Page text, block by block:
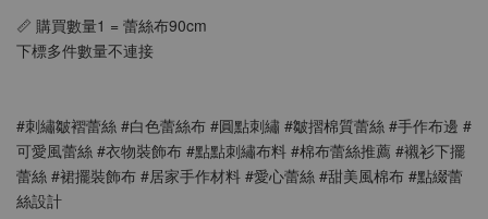
📏 購買數量1 = 蕾絲布90cm
下標多件數量不連接
#刺繡皺褶蕾絲 #白色蕾絲布 #圓點刺繡 #皺摺棉質蕾絲 #手作布邊 #
可愛風蕾絲 #衣物裝飾布 #點點刺繡布料 #棉布蕾絲推薦 #襯衫下擺
蕾絲 #裙擺裝飾布 #居家手作材料 #愛心蕾絲 #甜美風棉布 #點綴蕾
絲設計